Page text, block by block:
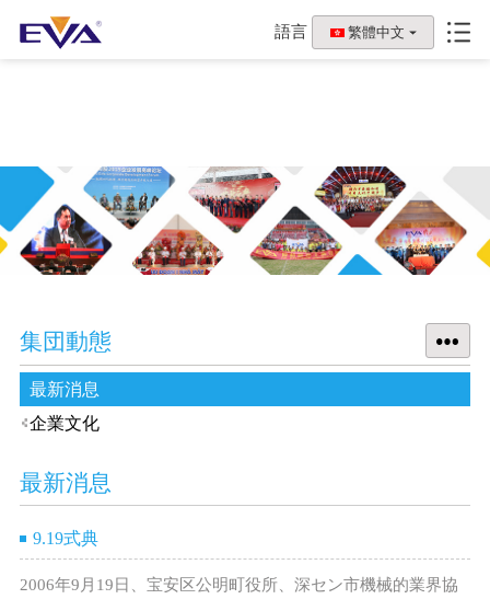
語言 繁體中文
集団動態
最新消息
企業文化
最新消息
9.19式典
2006年9月19日、宝安区公明町役所、深セン市機械的業界協